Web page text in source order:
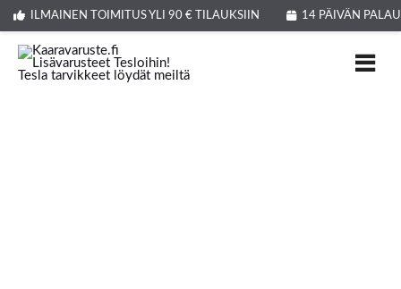
ILMAINEN TOIMITUS YLI 90 € TILAUKSIIN 14 PÄIVÄN
Siirry
sisältöön